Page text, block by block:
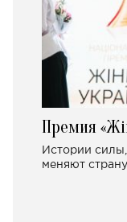
Премия
Истории
меняют